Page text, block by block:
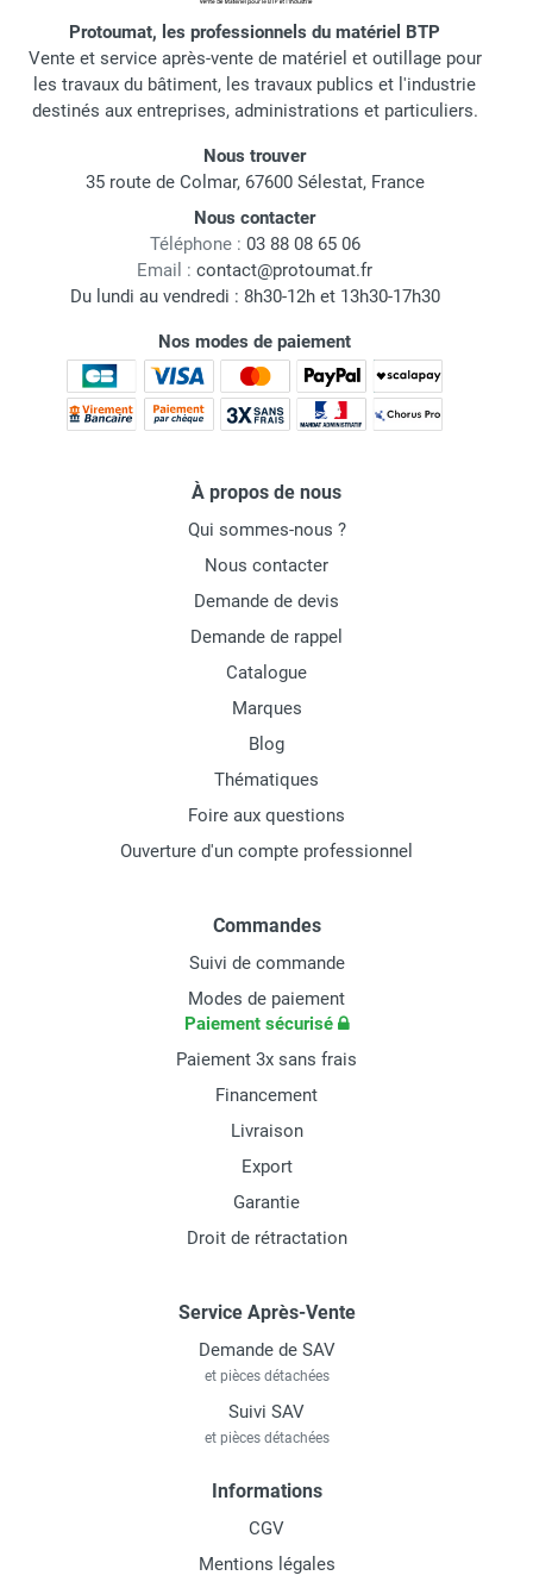
Protoumat, les professionnels du matériel BTP
Vente et service après-vente de matériel et outillage pour
les travaux du bâtiment, les travaux publics et l'industrie
destinés aux entreprises, administrations et particuliers.
Nous trouver
35 route de Colmar, 67600 Sélestat, France
Nous contacter
Téléphone : 03 88 08 65 06
Email : contact@protoumat.fr
Du lundi au vendredi : 8h30-12h et 13h30-17h30
Nos modes de paiement
À propos de nous
Qui sommes-nous ?
Nous contacter
Demande de devis
Demande de rappel
Catalogue
Marques
Blog
Thématiques
Foire aux questions
Ouverture d'un compte professionnel
Commandes
Suivi de commande
Modes de paiement
Paiement sécurisé
Paiement 3x sans frais
Financement
Livraison
Export
Garantie
Droit de rétractation
Service Après-Vente
Demande de SAV
et pièces détachées
Suivi SAV
et pièces détachées
Informations
CGV
Mentions légales